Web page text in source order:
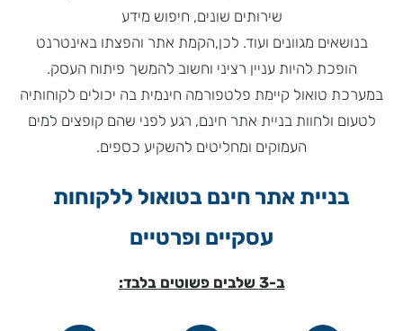
שירותים שונים, חיפוש מידע
בנושאים מגוונים ועוד. לכן,הקמת אתר והפצתו באינטרנט
הופכת להיות עניין רציני וחשוב להמשך פיתוח העסק.
במערכת טואול קיימת פלטפורמה חינמית בה יכולים לקוחותיה
לטעום ולחוות בניית אתר חינם, רגע לפני שהם קופצים למים
העמוקים ומחליטים להשקיע כספים.
בניית אתר חינם בטואול ללקוחות
עסקיים ופרטיים
ב-3 שלבים פשוטים בלבד: